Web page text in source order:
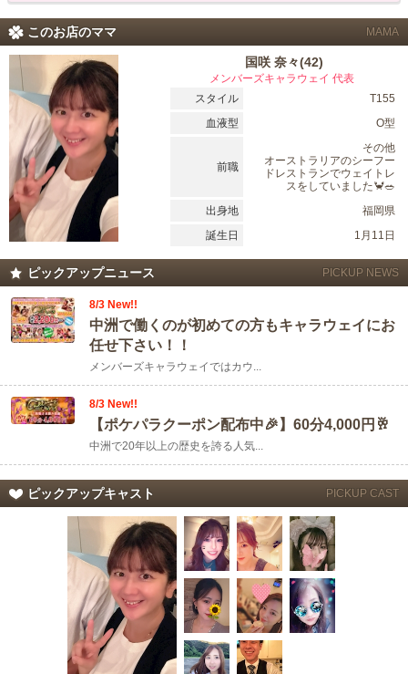
このお店のママ MAMA
国咲 奈々(42)
メンバーズキャラウェイ 代表
スタイル
T155
血液型
O型
前職
その他
オーストラリアのシーフー
ドレストランでウェイトレ
スをしていました🦀🥗
出身地
福岡県
誕生日
1月11日
ピックアップニュース PICKUP NEWS
8/3 New!!
中洲で働くのが初めての方もキャラウェイにお
任せ下さい！！
メンバーズキャラウェイではカウ...
8/3 New!!
【ポケパラクーポン配布中🎉】60分4,000円🥂
中洲で20年以上の歴史を誇る人気...
ピックアップキャスト PICKUP CAST